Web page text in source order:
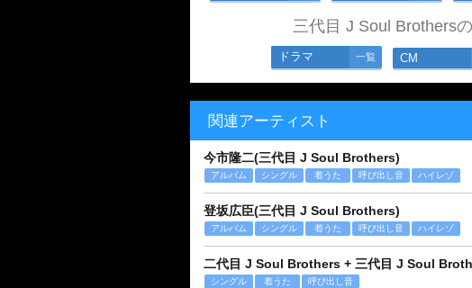
三代目 J Soul Brothers
ドラマ 一覧 CM
関連アーティスト
今市隆二(三代目 J Soul Brothers)
アルバム シングル 着うた 呼び出し音 ハイレゾ
登坂広臣(三代目 J Soul Brothers)
アルバム シングル 着うた 呼び出し音 ハイレゾ
二代目 J Soul Brothers + 三代目 J Soul
シングル 着うた 呼び出し音